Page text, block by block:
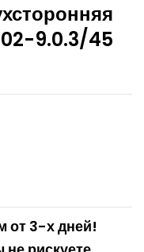
9.0.3/45
от 3-х дней!